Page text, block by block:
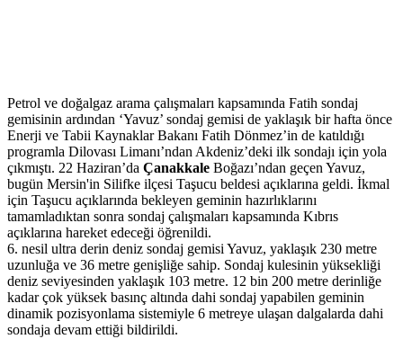
Petrol ve doğalgaz arama çalışmaları kapsamında Fatih sondaj
gemisinin ardından ‘Yavuz’ sondaj gemisi de yaklaşık bir hafta önce
Enerji ve Tabii Kaynaklar Bakanı Fatih Dönmez’in de katıldığı
programla Dilovası Limanı’ndan Akdeniz’deki ilk sondajı için yola
çıkmıştı. 22 Haziran’da Çanakkale Boğazı’ndan geçen Yavuz,
bugün Mersin'in Silifke ilçesi Taşucu beldesi açıklarına geldi. İkmal
için Taşucu açıklarında bekleyen geminin hazırlıklarını
tamamladıktan sonra sondaj çalışmaları kapsamında Kıbrıs
açıklarına hareket edeceği öğrenildi.
6. nesil ultra derin deniz sondaj gemisi Yavuz, yaklaşık 230 metre
uzunluğa ve 36 metre genişliğe sahip. Sondaj kulesinin yüksekliği
deniz seviyesinden yaklaşık 103 metre. 12 bin 200 metre derinliğe
kadar çok yüksek basınç altında dahi sondaj yapabilen geminin
dinamik pozisyonlama sistemiyle 6 metreye ulaşan dalgalarda dahi
sondaja devam ettiği bildirildi.